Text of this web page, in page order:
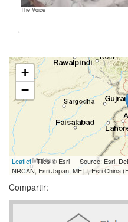
The Voice
+
−
Leaflet| Tiles © Esri — Source: Esri,
NRCAN, Esri Japan, METI, Esri China
Compartir: